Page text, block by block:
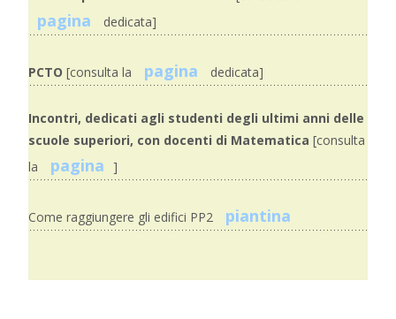
pagina dedicata]
PCTO [consulta la pagina dedicata]
Incontri, dedicati agli studenti degli ultimi anni delle
scuole superiori, con docenti di Matematica [consulta
la
pagina ]
Come raggiungere gli edifici PP2 piantina